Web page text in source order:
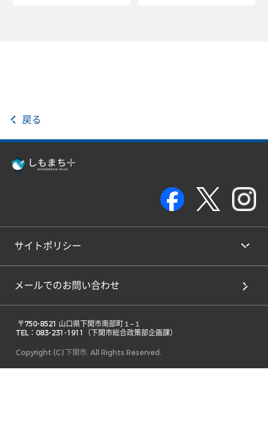
戻る
サイトポリシー
メールでのお問い合わせ
TEL：083-231-1911（下関市総合政策部企画課）
Copyright (C) 下関市. All Rights Reserved.